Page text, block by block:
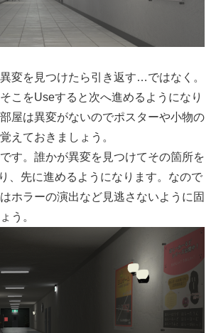
変を見つけたら引き返す…ではなく。
こをUseすると次へ進めるようになり
屋は異変がないのでポスターや小物の
えておきましょう。
す。誰かが異変を見つけてその箇所を
、先に進めるようになります。なので
ホラーの演出など見逃さないように固
う。